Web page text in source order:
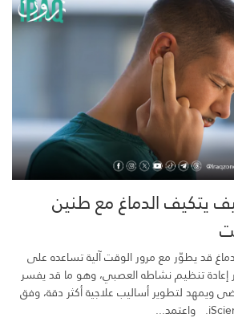
يتكيف الدماغ مع طنين
قد يطوّر مع مرور الوقت آلية تساعده على
إعادة تنظيم نشاطه العصبي، وهو ما قد يفسر
ويمهد لتطوير أساليب علاجية أكثر دقة، وفق